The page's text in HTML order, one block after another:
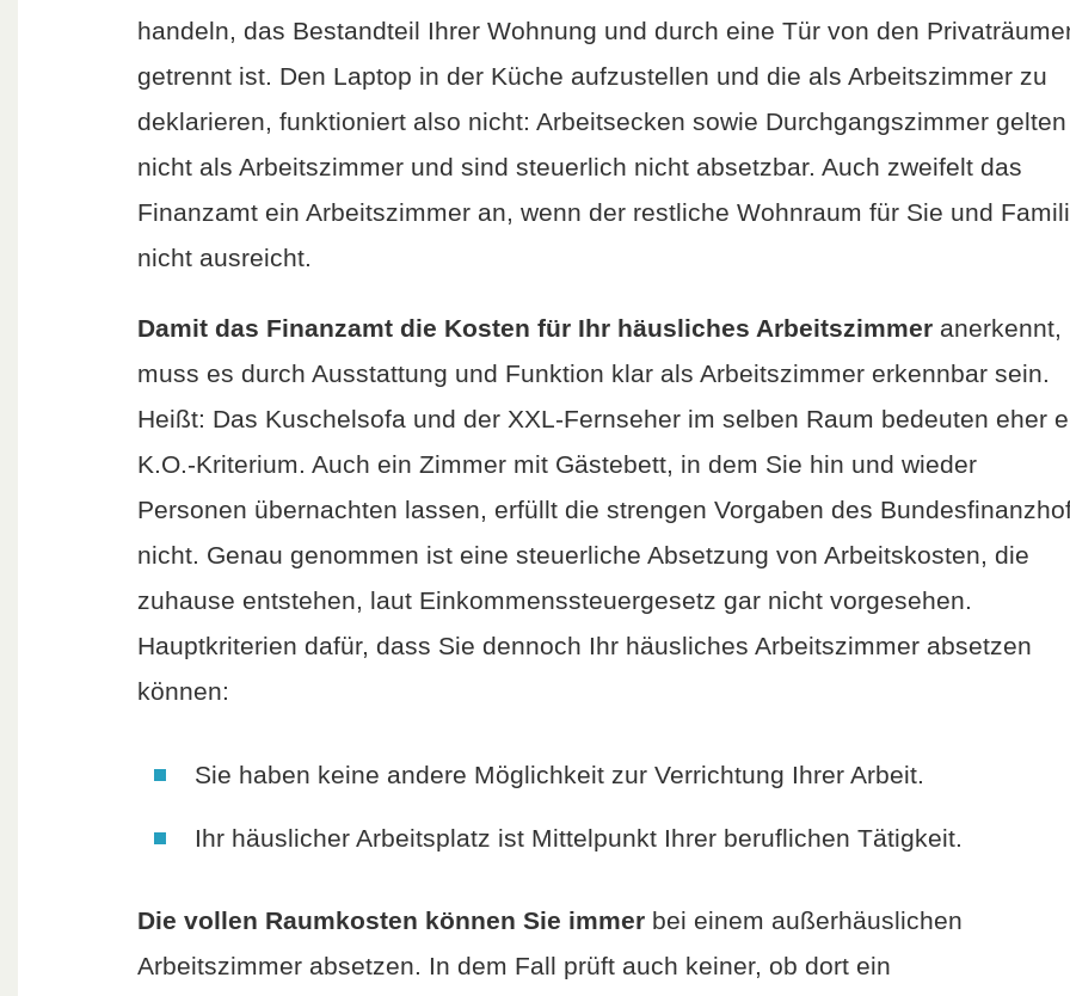
handeln, das Bestandteil Ihrer Wohnung und durch eine Tür von den
getrennt ist. Den Laptop in der Küche aufzustellen und die als Arbeitszimmer zu
deklarieren, funktioniert also nicht: Arbeitsecken sowie Durchgangszimmer gelten
nicht als Arbeitszimmer und sind steuerlich nicht absetzbar. Auch zweifelt das
Finanzamt ein Arbeitszimmer an, wenn der restliche Wohnraum für Sie und
nicht ausreicht.
Damit das Finanzamt die Kosten für Ihr häusliches Arbeitszimmeranerkennt,
muss es durch Ausstattung und Funktion klar als Arbeitszimmer erkennbar sein.
Heißt: Das Kuschelsofa und der XXL-Fernseher im selben Raum bedeuten eher
K.O.-Kriterium. Auch ein Zimmer mit Gästebett, in dem Sie hin und wieder
Personen übernachten lassen, erfüllt die strengen Vorgaben des
nicht. Genau genommen ist eine steuerliche Absetzung von Arbeitskosten, die
zuhause entstehen, laut Einkommenssteuergesetz gar nicht vorgesehen.
Hauptkriterien dafür, dass Sie dennoch Ihr häusliches Arbeitszimmer absetzen
können:
Sie haben keine andere Möglichkeit zur Verrichtung Ihrer Arbeit.
Ihr häuslicher Arbeitsplatz ist Mittelpunkt Ihrer beruflichen Tätigkeit.
Die vollen Raumkosten können Sie immerbei einem außerhäuslichen
Arbeitszimmer absetzen. In dem Fall prüft auch keiner, ob dort ein